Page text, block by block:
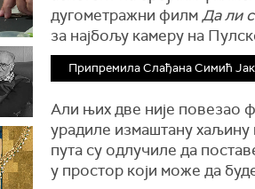
дугометражни филмДа ли
за најбољу камеру на
Припремила Слађана Симић
Али њих две није повезао
урадиле измаштану
пута су одлучиле да
у простор који може да